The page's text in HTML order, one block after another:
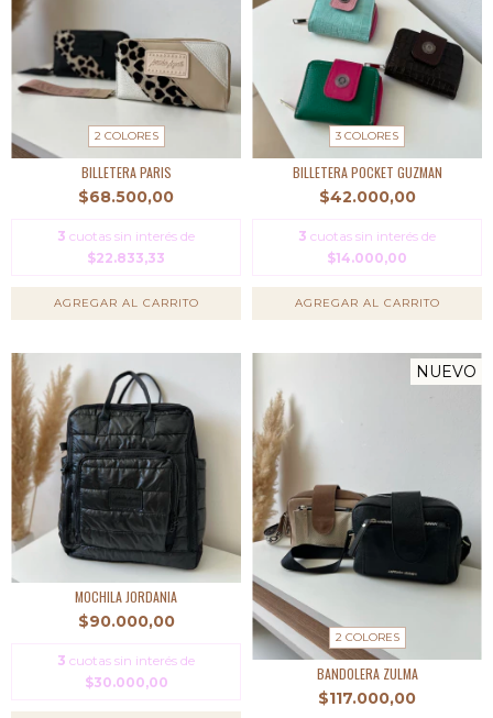
2 COLORES
BILLETERA PARIS
$68.500,00
3 cuotas sin interés de
$22.833,33
AGREGAR AL CARRITO
3 COLORES
BILLETERA POCKET GUZMAN
$42.000,00
3 cuotas sin interés de
$14.000,00
AGREGAR AL CARRITO
MOCHILA JORDANIA
$90.000,00
3 cuotas sin interés de
$30.000,00
NUEVO
2 COLORES
BANDOLERA ZULMA
$117.000,00